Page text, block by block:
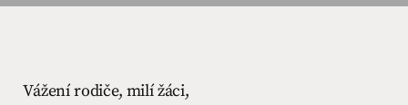
Vážení rodiče, milí žáci,